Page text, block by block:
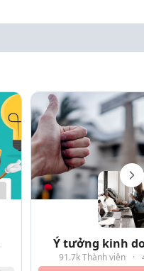
Ý tưởng kinh
91.7k Thành viên ·